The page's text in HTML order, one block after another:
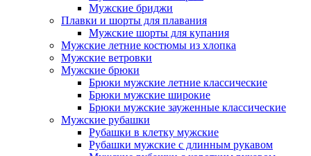
Мужские бриджи
Плавки и шорты для плавания
Мужские шорты для купания
Мужские летние костюмы из хлопка
Мужские ветровки
Мужские брюки
Брюки мужские летние классические
Брюки мужские широкие
Брюки мужские зауженные классические
Мужские рубашки
Рубашки в клетку мужские
Рубашки мужские с длинным рукавом